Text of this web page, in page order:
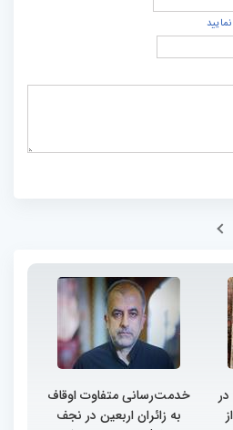
خدمت‌رسانی متفاوت اوقاف
به زائران اربعین در نجف